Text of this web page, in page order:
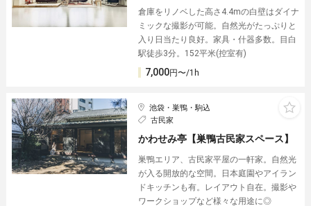
倉庫をリノベした高さ4.4mの白壁はダイナ
ミックな撮影が可能。自然光がたっぷりと
入り日当たり良好。家具・什器多数。目白
駅徒歩3分。152平米(控室有)
7,000円〜/1h
池袋・巣鴨・駒込
古民家
かわせみ亭【巣鴨古民家スペース】
巣鴨エリア、古民家平屋の一軒家。自然光
が入る開放的な空間。日本庭園やアイラン
ドキッチンも有。レイアウト自在。撮影や
ワークショップなど様々な用途に◎